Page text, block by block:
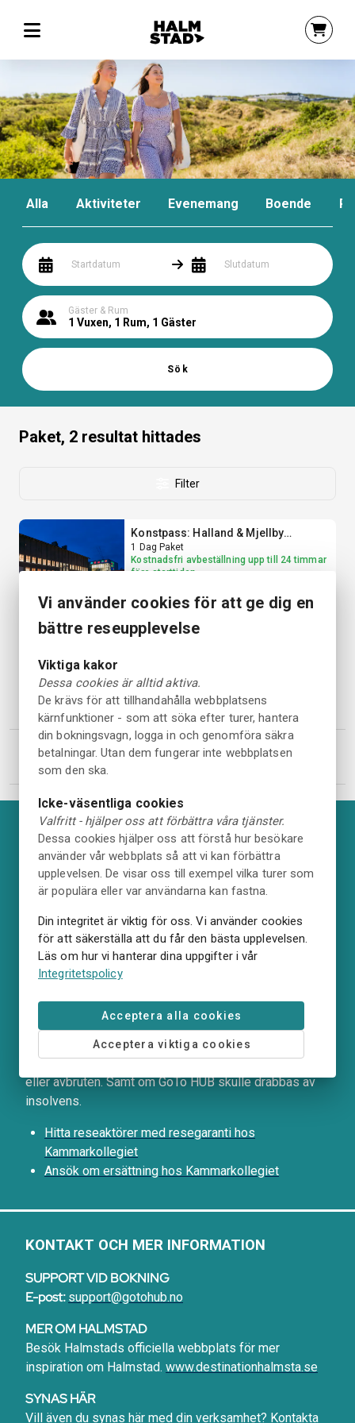
Aktiviteter, evenemang, boende och paket
Alla Aktiviteter Evenemang Boende
Startdatum Slutdatum
Gäster & Rum
1 Vuxen, 1 Rum, 1 Gäster
Sök
Paket, 2 resultat hittades
Filter
Konstpass: Halland & Mjellby
Konstmuseum
1 Dag Paket
Kostnadsfri avbeställning upp till 24 timmar
före starttiden.
Priset är exempel för 2 personer
Hotellpaket med The Gyllene Tider
Priset är exempel för 2 personer
1
OM OSS
Denna plattform är Destination Halmstads officiella
bokningsplattform. Plattformen levereras av
AB,som är partner till Destination Halmstad AB.
Plattformen möjliggör att olika upplevelser och
boenden i Halmstad blir bokningsbara viaDestination
Halmstads webbplatser
RESEGARANTI
GoTo HUB har resegaranti hos Kammarkollegiet. Det
betyder att du kan få ersättning om din resa blir inställd
eller avbruten. Samt om GoTo HUB skulle drabbas av
insolvens.
Hitta reseaktörer med resegaranti hos
Kammarkollegiet
Ansök om ersättning hos Kammarkollegiet
KONTAKT OCH MER INFORMATION
SUPPORT VID BOKNING
E-post: support@gotohub.no
MER OM HALMSTAD
Besök Halmstads officiella webbplats för mer
inspiration om Halmstad. www.destinationhalmsta.se
SYNAS HÄR
Vill även du synas här med din verksamhet? Kontakta
Vi använder cookies för att ge dig en
bättre reseupplevelse
Viktiga kakor
Dessa cookies är alltid aktiva.
De krävs för att tillhandahålla webbplatsens
kärnfunktioner - som att söka efter turer, hantera
din bokningsvagn, logga in och genomföra säkra
betalningar. Utan dem fungerar inte webbplatsen
som den ska.
Icke-väsentliga cookies
Valfritt - hjälper oss att förbättra våra tjänster.
Dessa cookies hjälper oss att förstå hur besökare
använder vår webbplats så att vi kan förbättra
upplevelsen. De visar oss till exempel vilka turer som
är populära eller var användarna kan fastna.
Din integritet är viktig för oss. Vi använder cookies
för att säkerställa att du får den bästa upplevelsen.
Läs om hur vi hanterar dina uppgifter i vår
Integritetspolicy
Acceptera alla cookies
Acceptera viktiga cookies